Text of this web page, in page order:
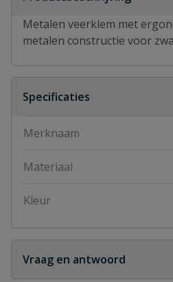
Metalen veerklem met
metalen constructie voor
Specificaties
Merknaam
Materiaal
Kleur
Vraag en antwoord